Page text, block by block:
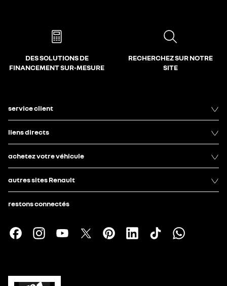
DES SOLUTIONS DE
FINANCEMENT SUR-MESURE
RECHERCHEZ SUR NOTRE
SITE
service client
liens directs
achetez votre véhicule
autres sites Renault
restons connectés